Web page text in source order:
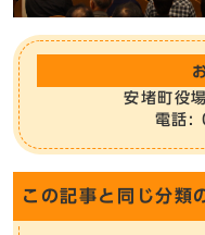
安堵町役
電話:
この記事と同じ分類